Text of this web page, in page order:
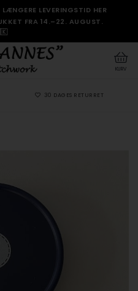
LEVERINGSTID HER
FRA 14.–22. AUGUST.
KURV
30 DAGES RETURRET